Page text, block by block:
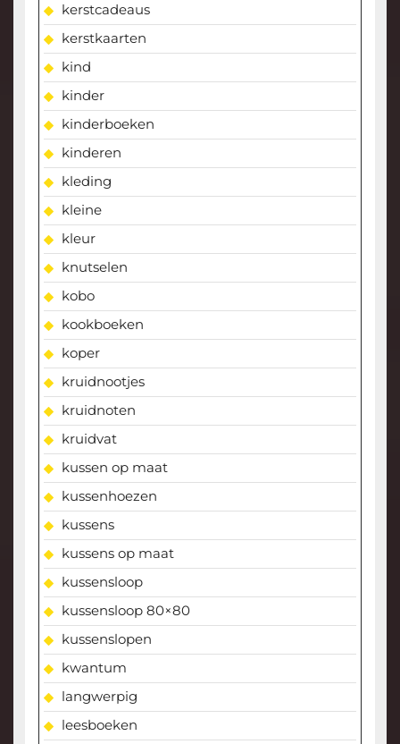
kerstcadeaus
kerstkaarten
kind
kinder
kinderboeken
kinderen
kleding
kleine
kleur
knutselen
kobo
kookboeken
koper
kruidnootjes
kruidnoten
kruidvat
kussen op maat
kussenhoezen
kussens
kussens op maat
kussensloop
kussensloop 80×80
kussenslopen
kwantum
langwerpig
leesboeken